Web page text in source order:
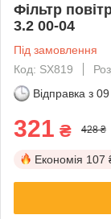
Фільтр
3.2 00-04
Під замовлення
Код: SX819
Відправка з
321 ₴ 428 ₴
Економія 107